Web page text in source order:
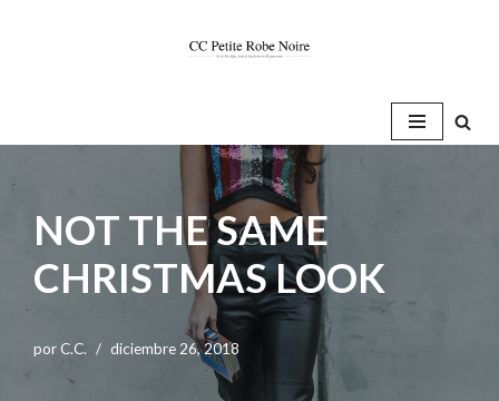
NOT THE SAME
CHRISTMAS LOOK
porC.C. diciembre 26, 2018